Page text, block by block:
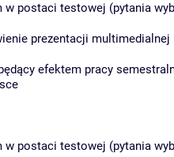
w postaci testowej (pytania
prezentacji multimedialnej
efektem pracy
w postaci testowej (pytania